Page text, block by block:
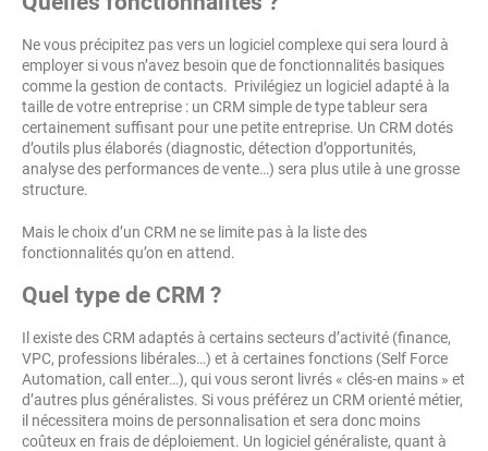
Ne vous précipitez pas vers un logiciel complexe qui sera lourd à
employer si vous n’avez besoin que de fonctionnalités basiques
comme la gestion de contacts. Privilégiez un logiciel adapté à la
taille de votre entreprise : un CRM simple de type tableur sera
certainement suffisant pour une petite entreprise. Un CRM dotés
d’outils plus élaborés (diagnostic, détection d’opportunités,
analyse des performances de vente…) sera plus utile à une grosse
structure.
Mais le choix d’un CRM ne se limite pas à la liste des
fonctionnalités qu’on en attend.
Quel type de CRM ?
Il existe des CRM adaptés à certains secteurs d’activité (finance,
VPC, professions libérales…) et à certaines fonctions (Self Force
Automation, call enter…), qui vous seront livrés « clés-en mains » et
d’autres plus généralistes. Si vous préférez un CRM orienté métier,
il nécessitera moins de personnalisation et sera donc moins
coûteux en frais de déploiement. Un logiciel généraliste, quant à